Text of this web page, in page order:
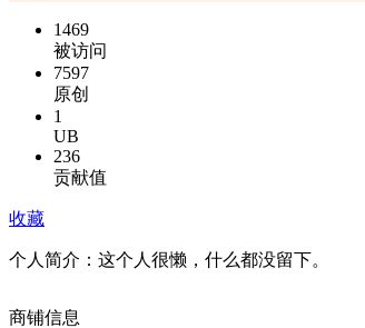
1469
被访问
7597
原创
1
UB
236
贡献值
收藏
个人简介： 这个人很懒，什么都没留下。
商铺信息